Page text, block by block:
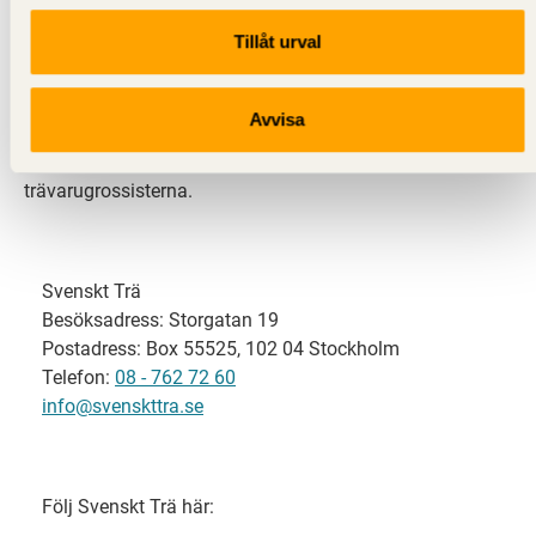
Tillåt urval
Avvisa
Svenskt Trä representerar svensk sågverksindustri
och är en del av branschorganisationen
svensk limträ-, KL-trä- och förpackningsindustri samt
trävarugrossisterna.
Svenskt Trä
Besöksadress: Storgatan 19
Postadress: Box 55525, 102 04 Stockholm
Telefon: 08 - 762 72 60
info@svenskttra.se
Följ Svenskt Trä här: